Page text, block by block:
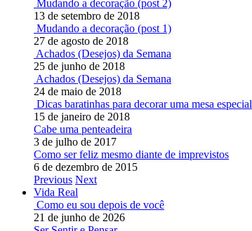
Mudando a decoração (post 2)
13 de setembro de 2018
Mudando a decoração (post 1)
27 de agosto de 2018
Achados (Desejos) da Semana
25 de junho de 2018
Achados (Desejos) da Semana
24 de maio de 2018
Dicas baratinhas para decorar uma mesa especial
15 de janeiro de 2018
Cabe uma penteadeira
3 de julho de 2017
Como ser feliz mesmo diante de imprevistos
6 de dezembro de 2015
Previous Next
Vida Real
Como eu sou depois de você
21 de junho de 2026